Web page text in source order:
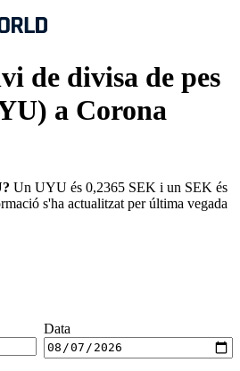
de divisa de pes
a Corona
Un UYU és 0,2365 SEK i un SEK és
s'ha actualitzat per última vegada
Data